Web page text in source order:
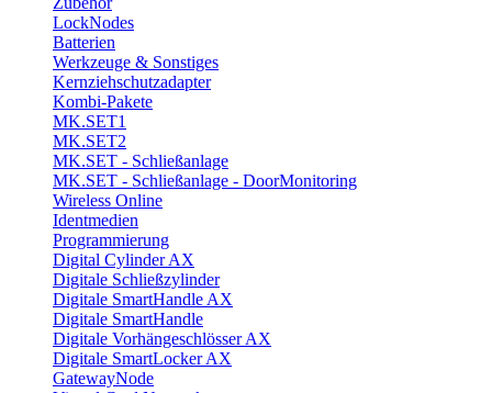
LockNodes
Batterien
Werkzeuge & Sonstiges
Kernziehschutzadapter
Kombi-Pakete
MK.SET1
MK.SET2
MK.SET - Schließanlage
MK.SET - Schließanlage - DoorMonitoring
Wireless Online
Identmedien
Programmierung
Digital Cylinder AX
Digitale Schließzylinder
Digitale SmartHandle AX
Digitale SmartHandle
Digitale Vorhängeschlösser AX
Digitale SmartLocker AX
GatewayNode